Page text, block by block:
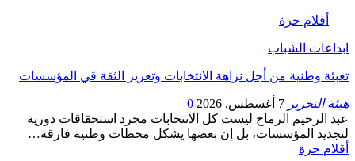
أقلام حرة
ابداعات الشباب
تعبئة وطنية من أجل نزاهة الانتخابات وتعزيز الثقة قي المؤسسات
هيئة التحرير 7 أغسطس, 2026
0
عبد الرحيم الرماح ليست كل الانتخابات مجرد استحقاقات دورية
لتجديد المؤسسات، بل إن بعضها يشكل محطات وطنية فارقة…
أقلام حرة